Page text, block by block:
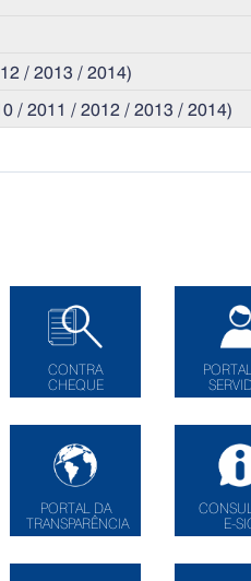
/ 2013 / 2014)
/ 2011 / 2012 / 2013 / 2014)
CONTRA
CHEQUE
PORTAL DA
TRANSPARÊNCIA
E-